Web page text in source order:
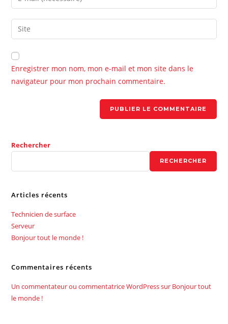
Enregistrer mon nom, mon e-mail et mon site dans le
navigateur pour mon prochain commentaire.
n
v
Rechercher
RECHERCHER
Articles récents
Technicien de surface
Serveur
Bonjour tout le monde !
Commentaires récents
Un commentateur ou commentatrice WordPresssur Bonjour tout
le monde !